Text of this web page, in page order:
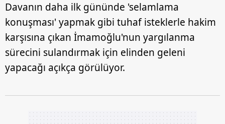
Davanın daha ilk gününde 'selamlama
konuşması' yapmak gibi tuhaf isteklerle hakim
karşısına çıkan İmamoğlu'nun yargılanma
sürecini sulandırmak için elinden geleni
yapacağı açıkça görülüyor.